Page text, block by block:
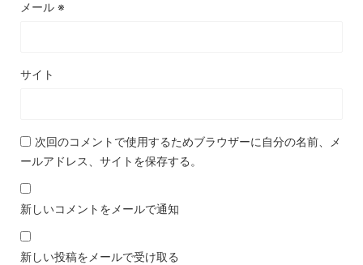
メール ※
サイト
次回のコメントで使用するためブラウザーに自分の名前、メ
ールアドレス、サイトを保存する。
新しいコメントをメールで通知
新しい投稿をメールで受け取る